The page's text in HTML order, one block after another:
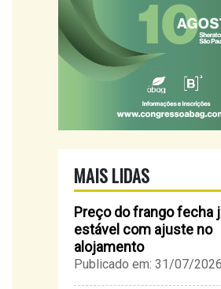
MAIS LIDAS
Preço do frango fecha
estável com ajuste no
alojamento
Publicado em: 31/07/2026